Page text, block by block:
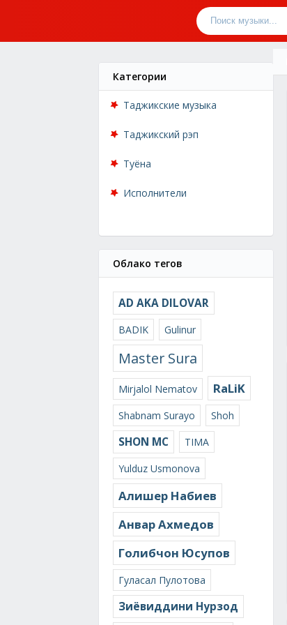
Категории
Таджикские музыка
Таджикский рэп
Туёна
Исполнители
Облако тегов
AD AKA DILOVAR
BADIK Gulinur
Master Sura
Mirjalol Nematov RaLiK
Shabnam Surayo Shoh
SHON MC
TIMA
Yulduz Usmonova
Алишер Набиев
Анвар Ахмедов
Голибчон Юсупов
Гуласал Пулотова
Зиёвиддини Нурзод